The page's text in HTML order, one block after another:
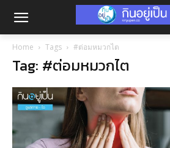
Home Tags #ต่อมหมวกไต
Tag: #ต่อมหมวกไต